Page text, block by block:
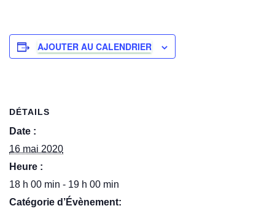
AJOUTER AU CALENDRIER
DÉTAILS
Date :
16 mai 2020
Heure :
18 h 00 min - 19 h 00 min
Catégorie d’Évènement: